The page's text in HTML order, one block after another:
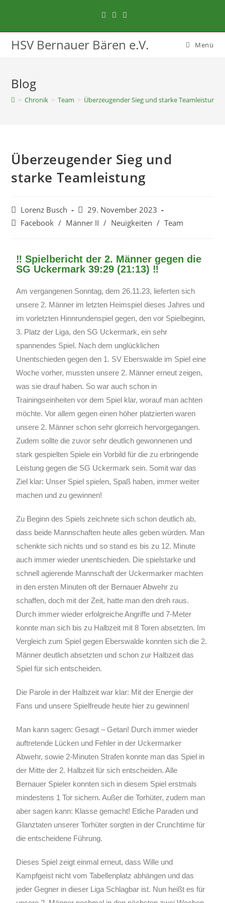
HSV Bernauer Bären e.V. Menü
Blog
> Chronik > Team > Überzeugender Sieg und starke Teamleistung
Überzeugender Sieg und
starke Teamleistung
Lorenz Busch
29. November 2023
Facebook / Männer II / Neuigkeiten / Team
‼️ Spielbericht der 2. Männer gegen die
SG Uckermark 39:29 (21:13) ‼️
Am vergangenen Sonntag, dem 26.11.23, lieferten sich
unsere 2. Männer im letzten Heimspiel dieses Jahres und
im vorletzten Hinnrundenspiel gegen, den vor Spielbeginn,
3. Platz der Liga, den SG Uckermark, ein sehr
spannendes Spiel. Nach dem unglücklichen
Unentschieden gegen den 1. SV Eberswalde im Spiel eine
Woche vorher, mussten unsere 2. Männer erneut zeigen,
was sie drauf haben. So war auch schon in
Trainingseinheiten vor dem Spiel klar, worauf man achten
möchte. Vor allem gegen einen höher platzierten waren
unsere 2. Männer schon sehr glorreich hervorgegangen.
Zudem sollte die zuvor sehr deutlich gewonnenen und
stark gespielten Spiele ein Vorbild für die zu erbringende
Leistung gegen die SG Uckermark sein. Somit war das
Ziel klar: Unser Spiel spielen, Spaß haben, immer weiter
machen und zu gewinnen!
Zu Beginn des Spiels zeichnete sich schon deutlich ab,
dass beide Mannschaften heute alles geben würden. Man
schenkte sich nichts und so stand es bis zu 12. Minute
auch immer wieder unentschieden. Die spielstarke und
schnell agierende Mannschaft der Uckermarker machten
in den ersten Minuten oft der Bernauer Abwehr zu
schaffen, doch mit der Zeit, hatte man den dreh raus.
Durch immer wieder erfolgreiche Angriffe und 7-Meter
konnte man sich bis zu Halbzeit mit 8 Toren absetzten. Im
Vergleich zum Spiel gegen Eberswalde konnten sich die 2.
Männer deutlich absetzten und schon zur Halbzeit das
Spiel für sich entscheiden.
Die Parole in der Halbzeit war klar: Mit der Energie der
Fans und unsere Spielfreude heute hier zu gewinnen!
Man kann sagen: Gesagt – Getan! Durch immer wieder
auftretende Lücken und Fehler in der Uckermarker
Abwehr, sowie 2-Minuten Strafen konnte man das Spiel in
der Mitte der 2. Halbzeit für sich entscheiden. Alle
Bernauer Spieler konnten sich in diesem Spiel erstmals
mindestens 1 Tor sichern. Außer die Torhüter, zudem man
aber sagen kann: Klasse gemacht! Etliche Paraden und
Glanztaten unserer Torhüter sorgten in der Crunchtime für
die entscheidene Führung.
Dieses Spiel zeigt einmal erneut, dass Wille und
Kampfgeist nicht vom Tabellenplatz abhängen und das
jeder Gegner in dieser Liga Schlagbar ist. Nun heißt es für